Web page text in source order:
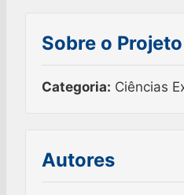
Sobre o Projeto
Categoria: Ciências
Autores